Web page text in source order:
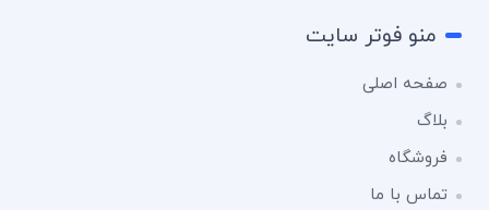
منو فوتر سایت
صفحه اصلی
بلاگ
فروشگاه
تماس با ما